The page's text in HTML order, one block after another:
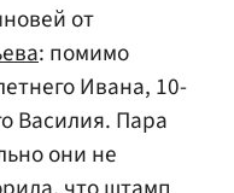
от
: помимо
Ивана, 10-
Василия. Пара
они не